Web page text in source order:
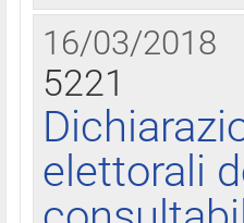
16/03/2018
5221
elettorali